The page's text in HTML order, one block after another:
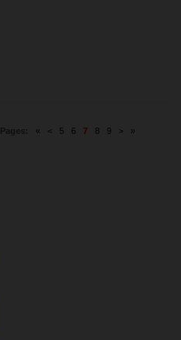
Pages: « < 5 6 7 8 9 > »